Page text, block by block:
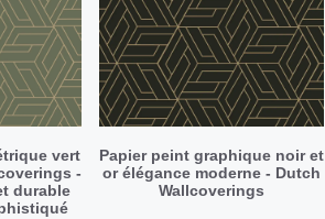
vert
-
durable
Papier peint graphique noir et
or élégance moderne - Dutch
Wallcoverings